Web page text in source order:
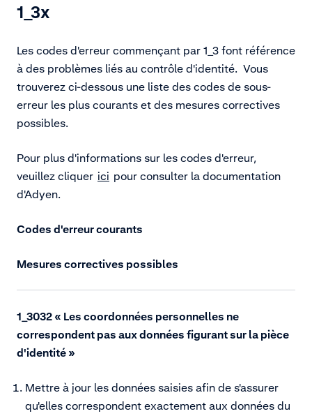
1_3x
Les codes d'erreur commençant par 1_3 font référence
à des problèmes liés au contrôle d'identité. Vous
trouverez ci-dessous une liste des codes de sous-
erreur les plus courants et des mesures correctives
possibles.
Pour plus d'informations sur les codes d'erreur,
veuillez cliquer ici pour consulter la documentation
d'Adyen.
Codes d'erreur courants
Mesures correctives possibles
1_3032 « Les coordonnées personnelles ne
correspondent pas aux données figurant sur la pièce
d'identité »
Mettre à jour les données saisies afin de s'assurer
qu'elles correspondent exactement aux données du